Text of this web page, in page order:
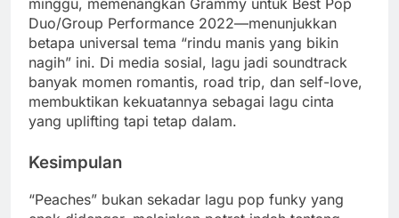
Duo/Group Performance 2022—menunjukkan
betapa universal tema “rindu manis yang bikin
nagih” ini. Di media sosial, lagu jadi soundtrack
banyak momen romantis, road trip, dan self-love,
membuktikan kekuatannya sebagai lagu cinta
yang uplifting tapi tetap dalam.
Kesimpulan
“Peaches” bukan sekadar lagu pop funky yang